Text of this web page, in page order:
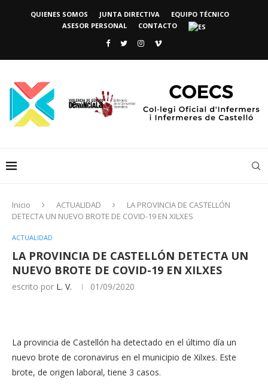
QUIENES SOMOS JUNTA DIRECTIVA
EQUIPO TÉCNICO
ASESOR PERSONAL
CONTACTO
Inicio ACTUALIDAD
LA PROVINCIA DE CASTELLÓN
DETECTA UN NUEVO BROTE DE COVID-19 EN XILXES
ACTUALIDAD
LA PROVINCIA DE CASTELLÓN DETECTA UN
NUEVO BROTE DE COVID-19 EN XILXES
escrito por L. V. 01/09/2020
La provincia de Castellón ha detectado en el último día un
nuevo brote de coronavirus en el municipio de Xilxes. Este
brote, de origen laboral, tiene 3 casos.